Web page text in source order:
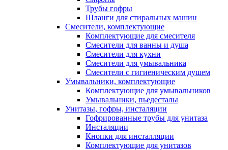
Трубы гофры
Шланги для стиральных машин
Смесители, комплектующие
Комплектующие для смесителя
Смесители для ванны и душа
Смесители для кухни
Смесители для умывальника
Смесители с гигиеническим душем
Умывальники, комплектующие
Комплектующие для умывальников
Умывальники, пьедесталы
Унитазы, гофры, инсталяции
Гофрированные трубы для унитаза
Инсталяции
Кнопки для инсталляции
Комплектующие для унитазов